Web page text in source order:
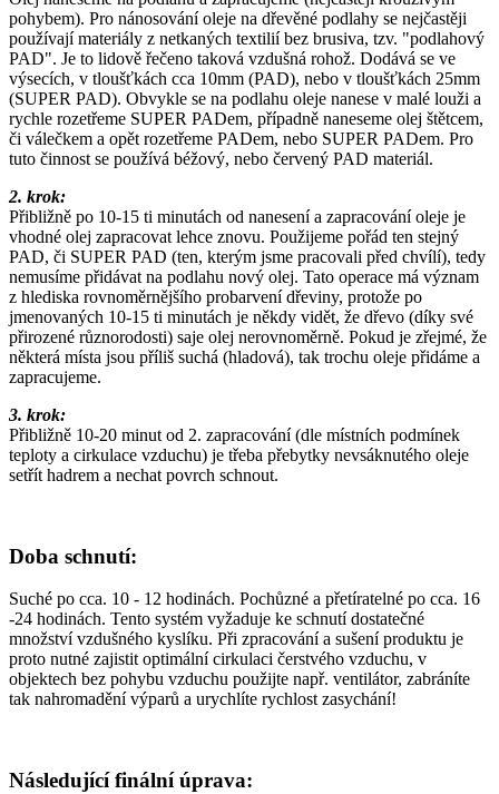
pohybem). Pro nánosování oleje na dřevěné podlahy se nejčastěji
používají materiály z netkaných textilií bez brusiva, tzv. "podlahový
PAD". Je to lidově řečeno taková vzdušná rohož. Dodává se ve
výsecích, v tloušťkách cca 10mm (PAD), nebo v tloušťkách 25mm
(SUPER PAD). Obvykle se na podlahu oleje nanese v malé louži a
rychle rozetřeme SUPER PADem, případně naneseme olej štětcem,
či válečkem a opět rozetřeme PADem, nebo SUPER PADem. Pro
tuto činnost se používá béžový, nebo červený PAD materiál.
2. krok:
Přibližně po 10-15 ti minutách od nanesení a zapracování oleje je
vhodné olej zapracovat lehce znovu. Použijeme pořád ten stejný
PAD, či SUPER PAD (ten, kterým jsme pracovali před chvílí), tedy
nemusíme přidávat na podlahu nový olej. Tato operace má význam
z hlediska rovnoměrnějšího probarvení dřeviny, protože po
jmenovaných 10-15 ti minutách je někdy vidět, že dřevo (díky své
přirozené různorodosti) saje olej nerovnoměrně. Pokud je zřejmé, že
některá místa jsou příliš suchá (hladová), tak trochu oleje přidáme a
zapracujeme.
3. krok:
Přibližně 10-20 minut od 2. zapracování (dle místních podmínek
teploty a cirkulace vzduchu) je třeba přebytky nevsáknutého oleje
setřít hadrem a nechat povrch schnout.
Doba schnutí:
Suché po cca. 10 - 12 hodinách. Pochůzné a přetíratelné po cca. 16
-24 hodinách. Tento systém vyžaduje ke schnutí dostatečné
množství vzdušného kyslíku. Při zpracování a sušení produktu je
proto nutné zajistit optimální cirkulaci čerstvého vzduchu, v
objektech bez pohybu vzduchu použijte např. ventilátor, zabráníte
tak nahromadění výparů a urychlíte rychlost zasychání!
Následující finální úprava: